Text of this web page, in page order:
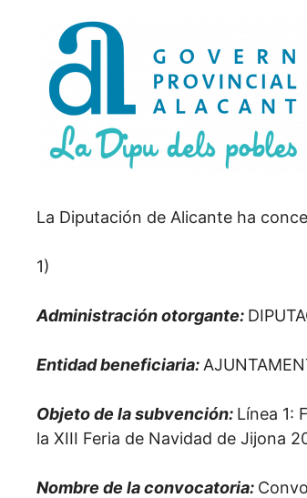
La Diputación de Alicante ha
1)
Administración otorgante:
Entidad beneficiaria:
Objeto de la subvención: Línea 1:
la XIII Feria de Navidad de Jijona
Nombre de la convocatoria: